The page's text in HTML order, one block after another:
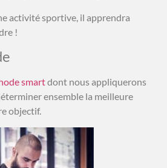
activité sportive, il apprendra
!
smartdont nous appliquerons
ensemble la meilleure
objectif.